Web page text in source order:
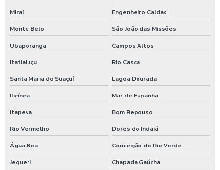
Miraí Engenheiro Caldas
Monte Belo São João das Missões
Ubaporanga Campos Altos
Itatiaiuçu Rio Casca
Santa Maria do Suaçuí Lagoa Dourada
Ilicínea Mar de Espanha
Itapeva Bom Repouso
Rio Vermelho Dores do Indaiá
Água Boa Conceição do Rio Verde
Jequeri Chapada Gaúcha